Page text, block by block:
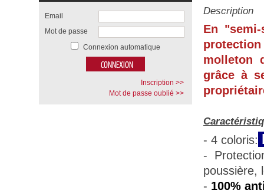
Description
En
molleton
grâce à
- 4 coloris:
-
poussière,
- 100%
Email
Mot de passe
Connexion automatique
Inscription >>
Mot de passe oublié >>